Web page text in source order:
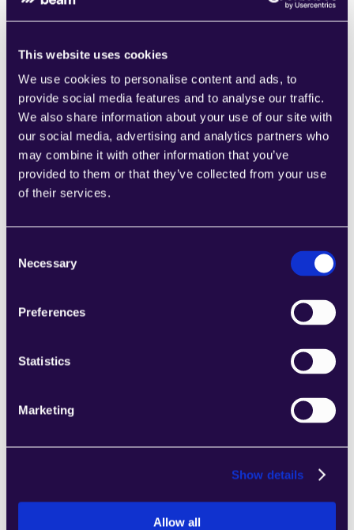
This website uses cookies
We use cookies to personalise content and ads, to
provide social media features and to analyse our traffic.
We also share information about your use of our site with
our social media, advertising and analytics partners who
may combine it with other information that you’ve
provided to them or that they’ve collected from your use
of their services.
Selection
Necessary
Preferences
Statistics
Marketing
Show details
Allow all
Terminanfragen verstehen
Learn more
Versandetikett erstellen
General Customer Support